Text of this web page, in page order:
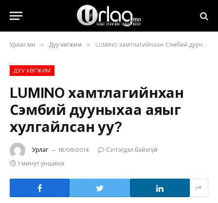
Урлаг.мн » Дуу хөгжим » LUMINO хамтлагийнхан Сэмбий дууныхаа аяыг хулгайлсан уу?
ДУУ ХӨГЖИМ
LUMINO хамтлагийнхан
Сэмбий дууныхаа аяыг
хулгайлсан уу?
Урлаг 18/08/2014
Сэтгэгдэл байхгүй
1 минут уншина